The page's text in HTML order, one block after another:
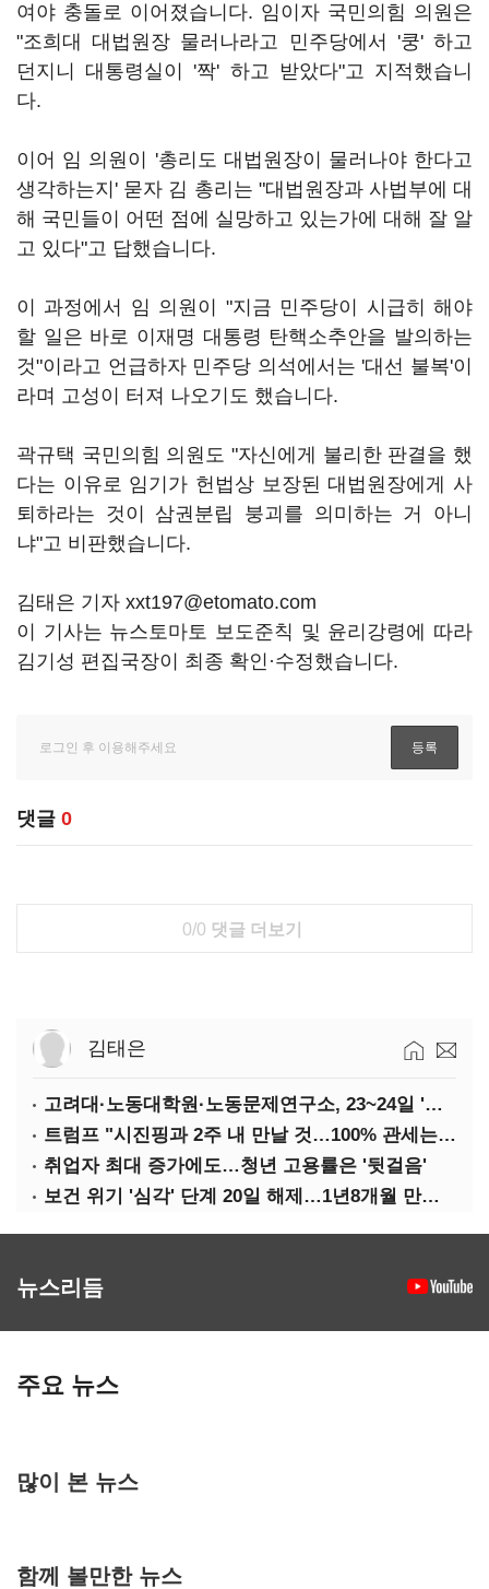
여야 충돌로 이어졌습니다. 임이자 국민의힘 의원은
"조희대 대법원장 물러나라고 민주당에서 '쿵' 하고
던지니 대통령실이 '짝' 하고 받았다"고 지적했습니
다.
이어 임 의원이 '총리도 대법원장이 물러나야 한다고
생각하는지' 묻자 김 총리는 "대법원장과 사법부에 대
해 국민들이 어떤 점에 실망하고 있는가에 대해 잘 알
고 있다"고 답했습니다.
이 과정에서 임 의원이 "지금 민주당이 시급히 해야
할 일은 바로 이재명 대통령 탄핵소추안을 발의하는
것"이라고 언급하자 민주당 의석에서는 '대선 불복'이
라며 고성이 터져 나오기도 했습니다.
곽규택 국민의힘 의원도 "자신에게 불리한 판결을 했
다는 이유로 임기가 헌법상 보장된 대법원장에게 사
퇴하라는 것이 삼권분립 붕괴를 의미하는 거 아니
냐"고 비판했습니다.
김태은 기자 xxt197@etomato.com
이 기사는 뉴스토마토 보도준칙 및 윤리강령에 따라
김기성 편집국장이 최종 확인·수정했습니다.
댓글 0
0/0 댓글 더보기
김태은
고려대·노동대학원·노동문제연구소, 23~24일 '국제학술회의'
트럼프 "시진핑과 2주 내 만날 것…100% 관세는 지속 불가"
취업자 최대 증가에도…청년 고용률은 '뒷걸음'
보건 위기 '심각' 단계 20일 해제…1년8개월 만에 '의료 대란' 종료
뉴스리듬
주요 뉴스
많이 본 뉴스
함께 볼만한 뉴스